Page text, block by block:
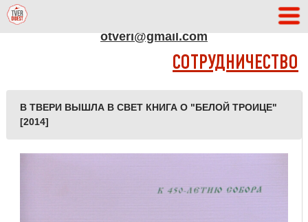
otveri@gmail.com
СОТРУДНИЧЕСТВО
В ТВЕРИ ВЫШЛА В СВЕТ КНИГА О "БЕЛОЙ ТРОИЦЕ"
[2014]